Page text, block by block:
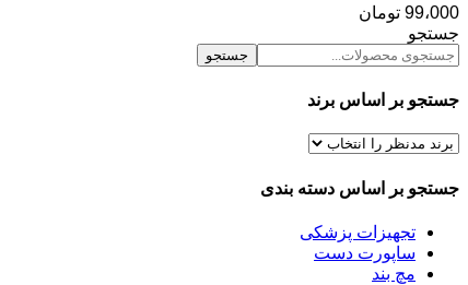
99،000 تومان
جستجو
جستجو
جستجو بر اساس برند
جستجو بر اساس دسته بندی
تجهیزات پزشکی
ساپورت دست
مچ بند